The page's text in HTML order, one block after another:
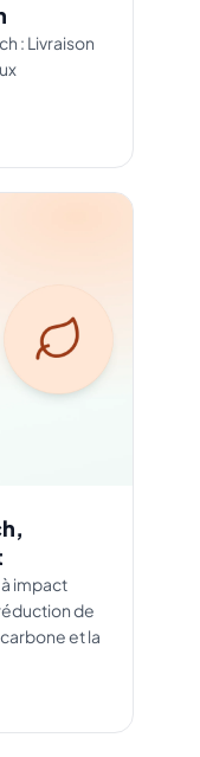
: Livraison
impact
de
et la